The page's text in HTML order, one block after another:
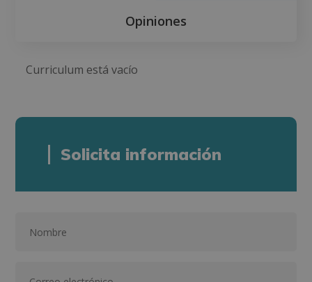
Opiniones
Curriculum está vacío
Solicita información